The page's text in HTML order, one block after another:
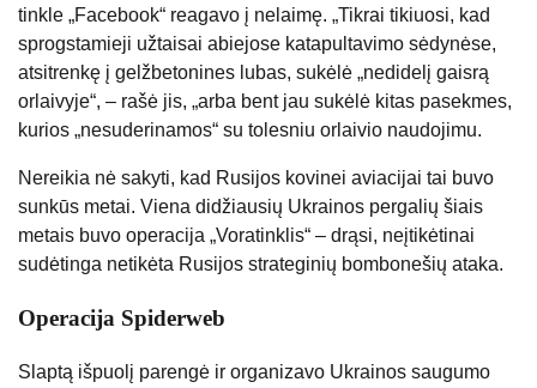
tinkle „Facebook“ reagavo į nelaimę. „Tikrai tikiuosi, kad
sprogstamieji užtaisai abiejose katapultavimo sėdynėse,
atsitrenkę į gelžbetonines lubas, sukėlė „nedidelį gaisrą
orlaivyje“, – rašė jis, „arba bent jau sukėlė kitas pasekmes,
kurios „nesuderinamos“ su tolesniu orlaivio naudojimu.
Nereikia nė sakyti, kad Rusijos kovinei aviacijai tai buvo
sunkūs metai. Viena didžiausių Ukrainos pergalių šiais
metais buvo operacija „Voratinklis“ – drąsi, neįtikėtinai
sudėtinga netikėta Rusijos strateginių bombonešių ataka.
Operacija Spiderweb
Slaptą išpuolį parengė ir organizavo Ukrainos saugumo